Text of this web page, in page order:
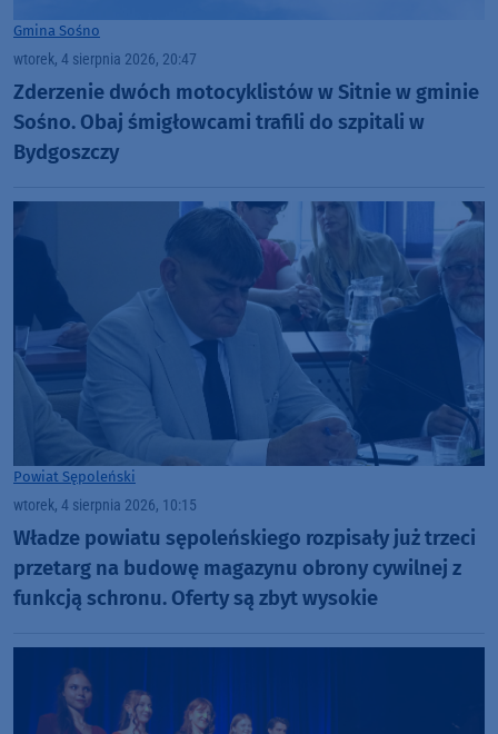
Gmina Sośno
wtorek, 4 sierpnia 2026, 20:47
Zderzenie dwóch motocyklistów w Sitnie w gminie
Sośno. Obaj śmigłowcami trafili do szpitali w
Bydgoszczy
Powiat Sępoleński
wtorek, 4 sierpnia 2026, 10:15
Władze powiatu sępoleńskiego rozpisały już trzeci
przetarg na budowę magazynu obrony cywilnej z
funkcją schronu. Oferty są zbyt wysokie